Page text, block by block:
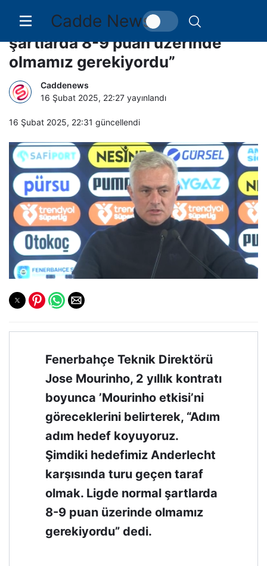
Cadde News
Jose Mourinho: “Normal
şartlarda 8-9 puan üzerinde
olmamız gerekiyordu”
Caddenews
16 Şubat 2025, 22:27 yayınlandı
16 Şubat 2025, 22:31 güncellendi
Fenerbahçe Teknik Direktörü
Jose Mourinho, 2 yıllık kontratı
boyunca ’Mourinho etkisi’ni
göreceklerini belirterek, “Adım
adım hedef koyuyoruz.
Şimdiki hedefimiz Anderlecht
karşısında turu geçen taraf
olmak. Ligde normal şartlarda
8-9 puan üzerinde olmamız
gerekiyordu” dedi.